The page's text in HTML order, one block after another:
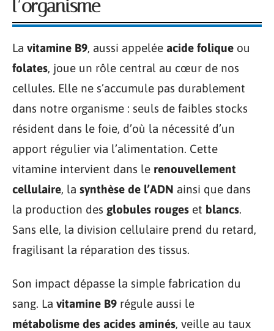
l’organisme
La vitamine B9, aussi appelée acide folique ou
folates, joue un rôle central au cœur de nos
cellules. Elle ne s’accumule pas durablement
dans notre organisme : seuls de faibles stocks
résident dans le foie, d’où la nécessité d’un
apport régulier via l’alimentation. Cette
vitamine intervient dans le renouvellement
cellulaire, la synthèse de l’ADN ainsi que dans
la production des globules rouges et blancs.
Sans elle, la division cellulaire prend du retard,
fragilisant la réparation des tissus.
Son impact dépasse la simple fabrication du
sang. La vitamine B9 régule aussi le
métabolisme des acides aminés, veille au taux